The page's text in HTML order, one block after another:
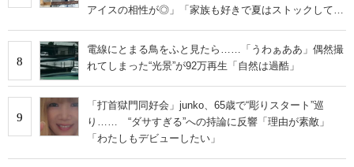
アイスの相性が◎」「家族も好きで夏はストックして
8
電線にとまる鳥をふと見たら……「うわぁああ」偶然撮
れてしまった“光景”が92万再生「自然は過酷」
9
「打首獄門同好会」junko、65歳で“彫りスタート”巡
り…… “ダサすぎる”への持論に反響「理由が素敵」
「わたしもデビューしたい」